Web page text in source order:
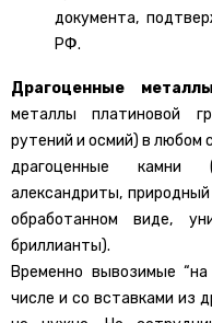
документа,
РФ.
Драгоценные металлы
металлы платиновой
рутений и осмий) в любом
драгоценные камни
александриты,
обработанном виде,
бриллианты).
Временно вывозимые
числе и со вставками из